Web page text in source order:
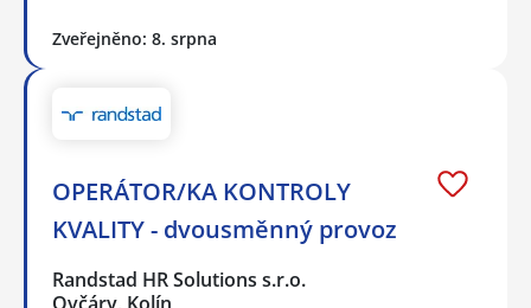
Zveřejněno: 8. srpna
OPERÁTOR/KA KONTROLY
KVALITY - dvousměnný provoz
Randstad HR Solutions s.r.o.